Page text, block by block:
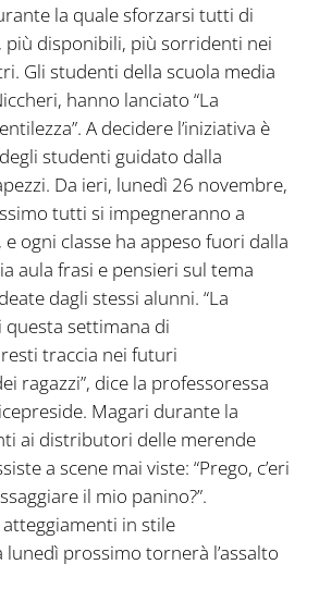
la quale sforzarsi tutti di
più disponibili, più sorridenti nei
Gli studenti della scuola media
hanno lanciato “La
A decidere l’iniziativa è
studenti guidato dalla
Da ieri, lunedì 26 novembre,
tutti si impegneranno a
ogni classe ha appeso fuori dalla
aula frasi e pensieri sul tema
dagli stessi alunni. “La
questa settimana di
traccia nei futuri
ragazzi”, dice la professoressa
Magari durante la
ai distributori delle merende
a scene mai viste: “Prego, c’eri
il mio panino?”.
in stile
lunedì prossimo tornerà l’assalto